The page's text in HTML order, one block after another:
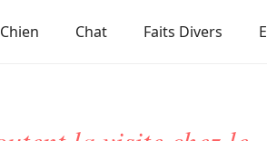
Chien Chat Faits Divers